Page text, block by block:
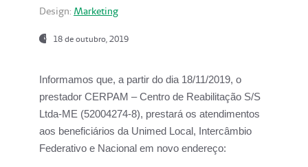
Design: Marketing
18 de outubro, 2019
Informamos que, a partir do dia 18/11/2019, o
prestador CERPAM – Centro de Reabilitação S/S
Ltda-ME (52004274-8), prestará os atendimentos
aos beneficiários da Unimed Local, Intercâmbio
Federativo e Nacional em novo endereço: